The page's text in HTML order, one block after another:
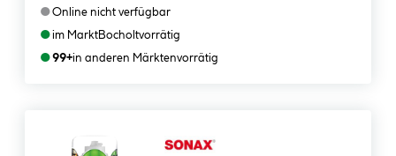
●Online nicht verfügbar
●im MarktBocholtvorrätig
●99+in anderen Märktenvorrätig